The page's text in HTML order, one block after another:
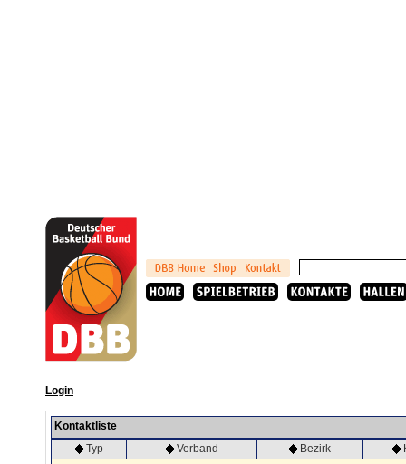
Login
Kontaktliste
Typ
Verband Bezirk